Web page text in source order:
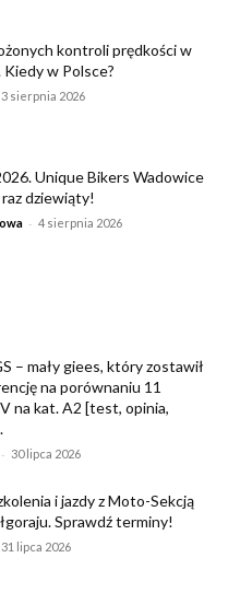
kontroli prędkości w
Kiedy w Polsce?
3 sierpnia 2026
Unique Bikers Wadowice
dziewiąty!
- 4 sierpnia 2026
– mały giees, który zostawił
na porównaniu 11
na kat. A2 [test, opinia,
- 30 lipca 2026
i jazdy z Moto-Sekcją
Sprawdź terminy!
31 lipca 2026